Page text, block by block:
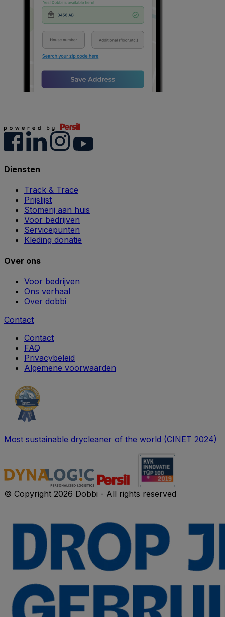
Diensten
Track & Trace
Prijslijst
Stomerij aan huis
Voor bedrijven
Servicepunten
Kleding donatie
Over ons
Voor bedrijven
Ons verhaal
Over dobbi
Contact
Contact
FAQ
Privacybeleid
Algemene voorwaarden
Most sustainable drycleaner of the world (CINET 2024)
© Copyright 2026 Dobbi - All rights reserved